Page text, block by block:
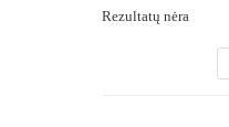
Rezultatų nėra